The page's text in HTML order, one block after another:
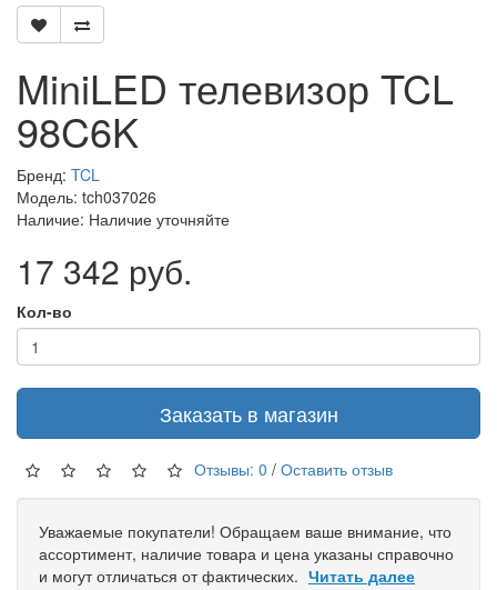
MiniLED телевизор TCL
98C6K
Бренд: TCL
Модель: tch037026
Наличие: Наличие уточняйте
17 342 руб.
Кол-во
Заказать в магазин
Отзывы: 0 / Оставить отзыв
Уважаемые покупатели! Обращаем ваше внимание, что
ассортимент, наличие товара и цена указаны справочно
и могут отличаться от фактических. Читать далее